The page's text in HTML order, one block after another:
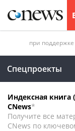
при поддержке
Спецпроекты
Индексная книга
CNews*
Получите все
CNews по